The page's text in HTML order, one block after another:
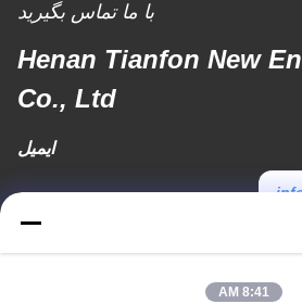
با ما تماس بگیرید
Henan Tianfon New
Co., Ltd
ایمیل
8:41 AM